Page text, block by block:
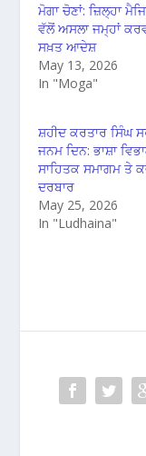
ਮੋਗਾ ਚੋਣਾਂ: ਜ਼ਿਲ੍ਹਾ
ਵੱਲੋਂ ਅਸਲਾ ਜਮ੍ਹਾਂ
ਸਖ਼ਤ ਆਦੇਸ਼
May 13, 2026
In "Moga"
ਸ਼ਹੀਦ ਕਰਤਾਰ ਸਿੰਘ
ਜਨਮ ਦਿਨ: ਭਾਸ਼ਾ
ਸਾਹਿਤਕ ਸਮਾਗਮ ਤੇ
ਦਰਬਾਰ
May 25, 2026
In "Ludhaina"